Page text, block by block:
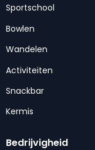
Sportschool
Bowlen
Wandelen
Activiteiten
Snackbar
Kermis
Bedrijvigheid